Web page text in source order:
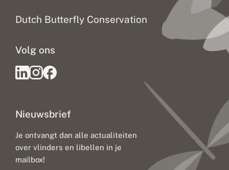
Dutch Butterfly Conservation
Nieuwsbrief
Je ontvangt dan alle actualiteiten
over vlinders en libellen in je
mailbox!
Volg ons